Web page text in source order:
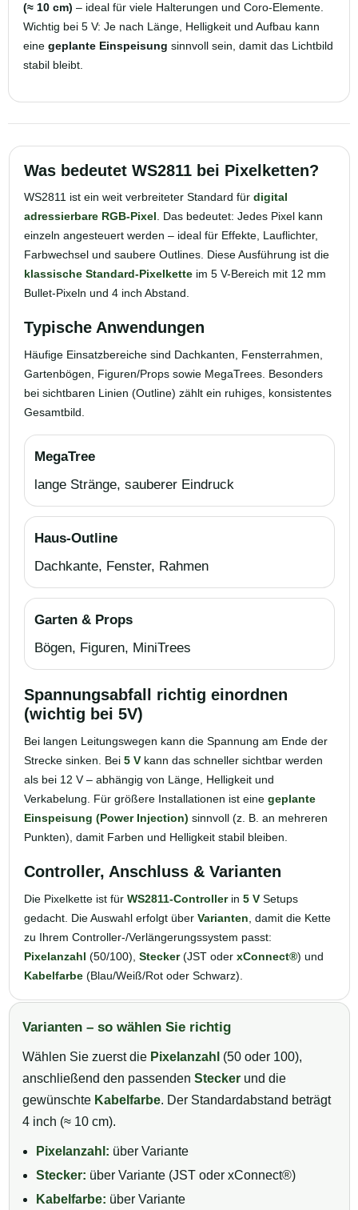
(≈ 10 cm) – ideal für viele Halterungen und Coro-Elemente.
Wichtig bei 5 V: Je nach Länge, Helligkeit und Aufbau kann
eine geplante Einspeisung sinnvoll sein, damit das Lichtbild
stabil bleibt.
Was bedeutet WS2811 bei Pixelketten?
WS2811 ist ein weit verbreiteter Standard für digital
adressierbare RGB-Pixel . Das bedeutet: Jedes Pixel kann
einzeln angesteuert werden – ideal für Effekte, Lauflichter,
Farbwechsel und saubere Outlines. Diese Ausführung ist die
klassische Standard-Pixelkette im 5 V-Bereich mit 12 mm
Bullet-Pixeln und 4 inch Abstand.
Typische Anwendungen
Häufige Einsatzbereiche sind Dachkanten, Fensterrahmen,
Gartenbögen, Figuren/Props sowie MegaTrees. Besonders
bei sichtbaren Linien (Outline) zählt ein ruhiges, konsistentes
Gesamtbild.
MegaTree
lange Stränge, sauberer Eindruck
Haus-Outline
Dachkante, Fenster, Rahmen
Garten & Props
Bögen, Figuren, MiniTrees
Spannungsabfall richtig einordnen
(wichtig bei 5V)
Bei langen Leitungswegen kann die Spannung am Ende der
Strecke sinken. Bei 5 V kann das schneller sichtbar werden
als bei 12 V – abhängig von Länge, Helligkeit und
Verkabelung. Für größere Installationen ist eine geplante
Einspeisung (Power Injection) sinnvoll (z. B. an mehreren
Punkten), damit Farben und Helligkeit stabil bleiben.
Controller, Anschluss & Varianten
Die Pixelkette ist für WS2811-Controllerin 5 V Setups
gedacht. Die Auswahl erfolgt über Varianten , damit die Kette
zu Ihrem Controller-/Verlängerungssystem passt:
Pixelanzahl (50/100), Stecker(JST oder xConnect®) und
Kabelfarbe (Blau/Weiß/Rot oder Schwarz).
Varianten – so wählen Sie richtig
Wählen Sie zuerst die Pixelanzahl (50 oder 100),
anschließend den passenden Stecker und die
gewünschte Kabelfarbe. Der Standardabstand beträgt
4 inch (≈ 10 cm).
Pixelanzahl: über Variante
Stecker: über Variante (JST oder xConnect®)
Kabelfarbe: über Variante